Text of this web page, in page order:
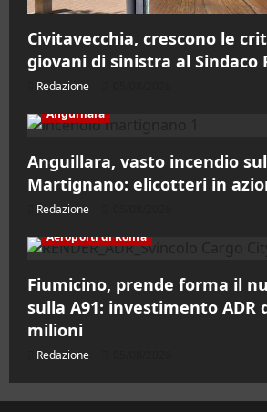
Civitavecchia, crescono le
giovani di sinistra al Sindaco
Redazione
Anguillara
Anguillara, vasto incendio
Martignano: elicotteri in
Redazione
Aeroporti di Roma
Fiumicino, prende forma il
sulla A91: investimento ADR
milioni
Redazione